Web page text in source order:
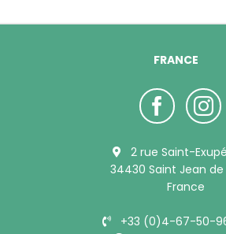
FRANCE
2 rue Saint-
34430 Saint Jean de
France
+33 (0)4-67-50-